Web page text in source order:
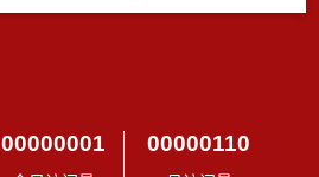
00000001 00000110